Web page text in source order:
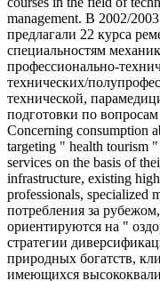
management. В 2002/
предлагали 22 курса
специальностям
профессионально-
технических/
технической,
подготовки по
Concerning consumption
targeting " health tourism
services on the basis of
infrastructure, existing
professionals, specialized
потребления за
ориентируются на "
стратегии
природных богатств,
имеющихся